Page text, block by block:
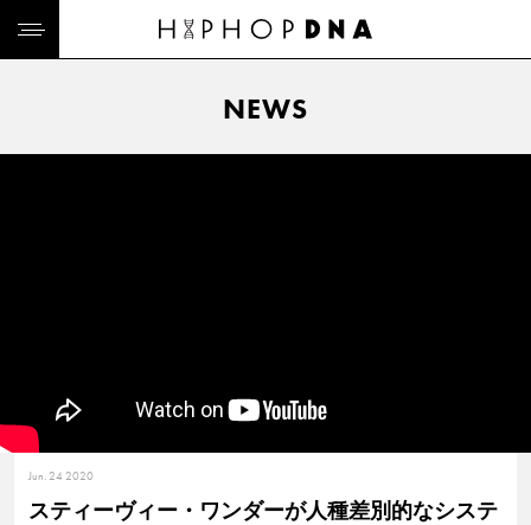
NEWS
Jun. 24 2020
スティーヴィー・ワンダーが人種差別的なシステ